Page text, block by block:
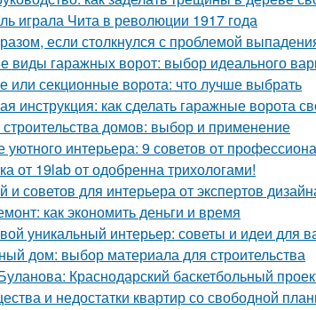
играла Чита в революции 1917 года
если столкнулся с проблемой
виды гаражных ворот: выбор идеального
или секционные ворота: что лучше выбрать
инструкция: как сделать гаражные ворота
домов: выбор и применение
уютного интерьера: 9 советов от
от 19lab от одобренна трихологами!
и советов для интерьера от экспертов
как экономить деньги и время
уникальный интерьер: советы и идеи для
дом: выбор материала для строительства
Краснодарский баскетбольный
и недостатки квартир со свободной